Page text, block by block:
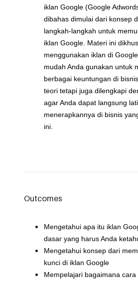
iklan Google (Google
dibahas dimulai dari konsep
langkah-langkah untuk
iklan Google. Materi ini
menggunakan iklan di
mudah Anda gunakan untuk
berbagai keuntungan di
teori tetapi juga dilengkapi
agar Anda dapat langsung
menerapkannya di bisnis
ini.
Outcomes
Mengetahui apa itu iklan
dasar yang harus Anda
Mengetahui konsep dari
kunci di iklan Google
Mempelajari bagaimana cara